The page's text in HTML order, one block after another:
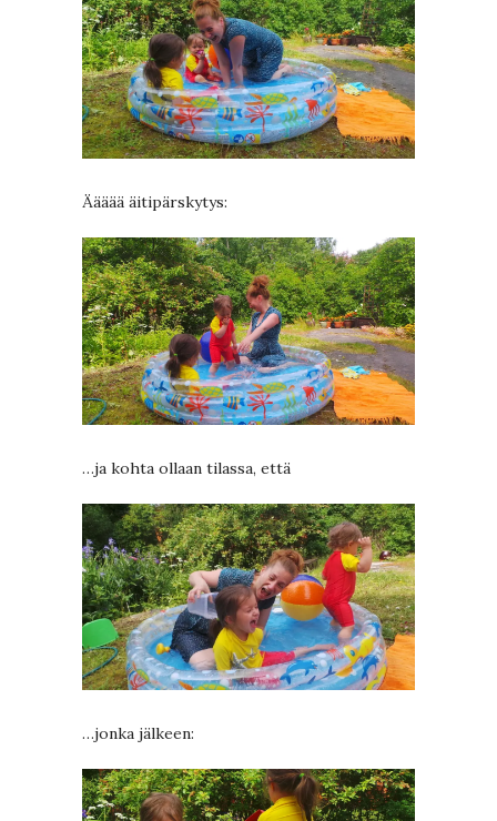
Äääää äitipärskytys:
…ja kohta ollaan tilassa, että
…jonka jälkeen: